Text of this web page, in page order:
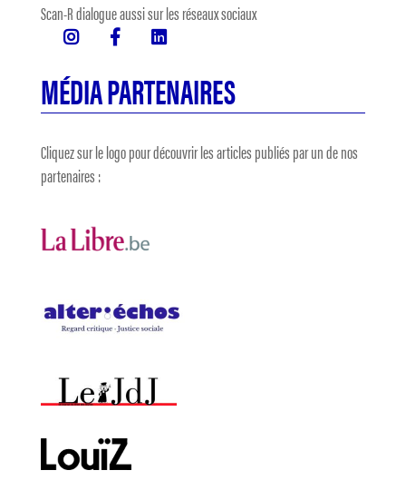
Scan-R dialogue aussi sur les réseaux sociaux
MÉDIA PARTENAIRES
Cliquez sur le logo pour découvrir les articles publiés par un de nos
partenaires :